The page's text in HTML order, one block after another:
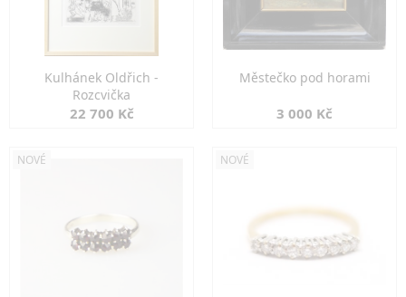
Kulhánek Oldřich -
Rozcvička
22 700 Kč
Městečko pod horami
3 000 Kč
NOVÉ NOVÉ